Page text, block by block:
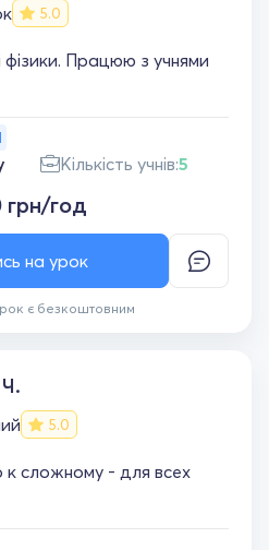
5.0
Працюю з учнями
Кількість учнів:5
грн/год
є безкоштовним
на урок
5.0
сложному - для всех